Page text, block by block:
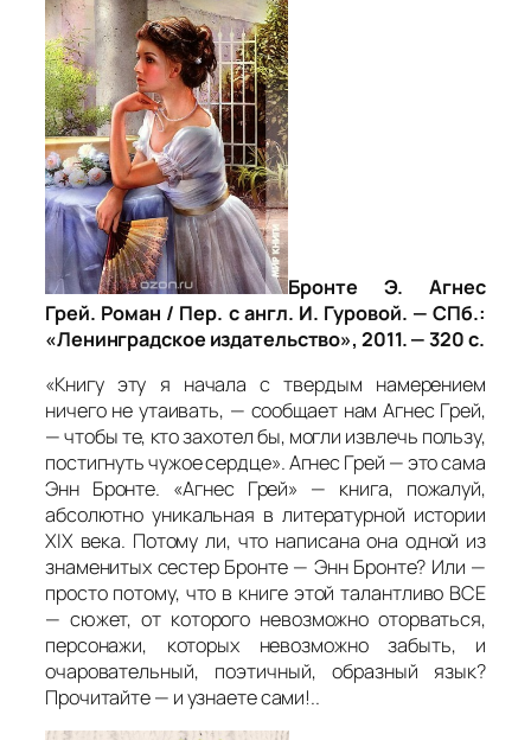
Бронте Э. Агнес
Грей. Роман / Пер. с англ. И. Гуровой. — СПб.:
«Ленинградское издательство», 2011. — 320 с.
«Книгу эту я начала с твердым намерением
ничего не утаивать, — сообщает нам Агнес Грей,
— чтобы те, кто захотел бы, могли извлечь пользу,
постигнуть чужое сердце». Агнес Грей — это сама
Энн Бронте. «Агнес Грей» — книга, пожалуй,
абсолютно уникальная в литературной истории
ХIХ века. Потому ли, что написана она одной из
знаменитых сестер Бронте — Энн Бронте? Или —
просто потому, что в книге этой талантливо ВСЕ
— сюжет, от которого невозможно оторваться,
персонажи, которых невозможно забыть, и
очаровательный, поэтичный, образный язык?
Прочитайте — и узнаете сами!..